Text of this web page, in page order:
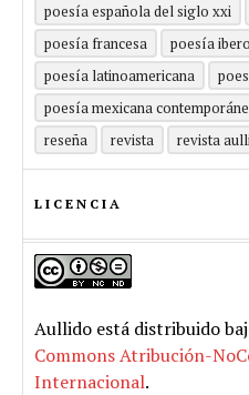
poesía española del siglo xxi
poesía francesa
poesía
poesía latinoamericana
poesía mexicana
reseña
revista revista
LICENCIA
Aullido está distribuido
Commons Atribución-
Internacional.